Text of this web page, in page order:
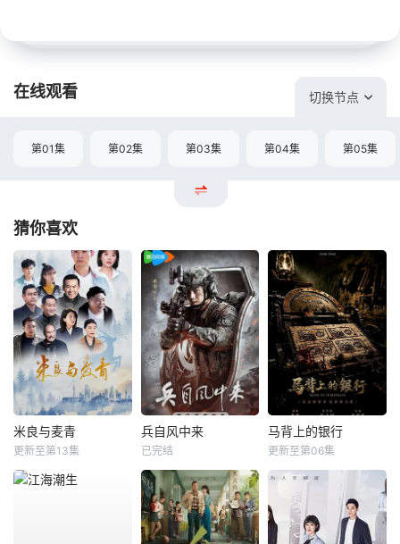
在线观看 切换节点
第01集 第02集 第03集 第04集 第05集
猜你喜欢
米良与麦青
更新至第13集
兵自风中来
已完结
马背上的银行
更新至第06集